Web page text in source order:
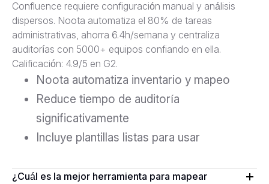
Confluence requiere configuración manual y análisis
dispersos. Noota automatiza el 80% de tareas
administrativas, ahorra 6.4h/semana y centraliza
auditorías con 5000+ equipos confiando en ella.
Calificación: 4.9/5 en G2.
Noota automatiza inventario y mapeo
Reduce tiempo de auditoría
significativamente
Incluye plantillas listas para usar
¿Cuál es la mejor herramienta para mapear